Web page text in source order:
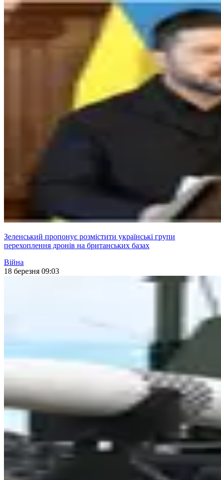
Зеленський пропонує розмістити українські групи
перехоплення дронів на британських базах
Війна
18 березня 09:03